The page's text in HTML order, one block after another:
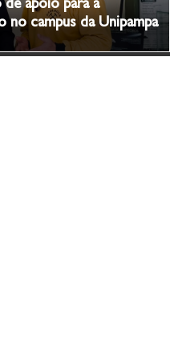
apoio para a
campus da Unipampa